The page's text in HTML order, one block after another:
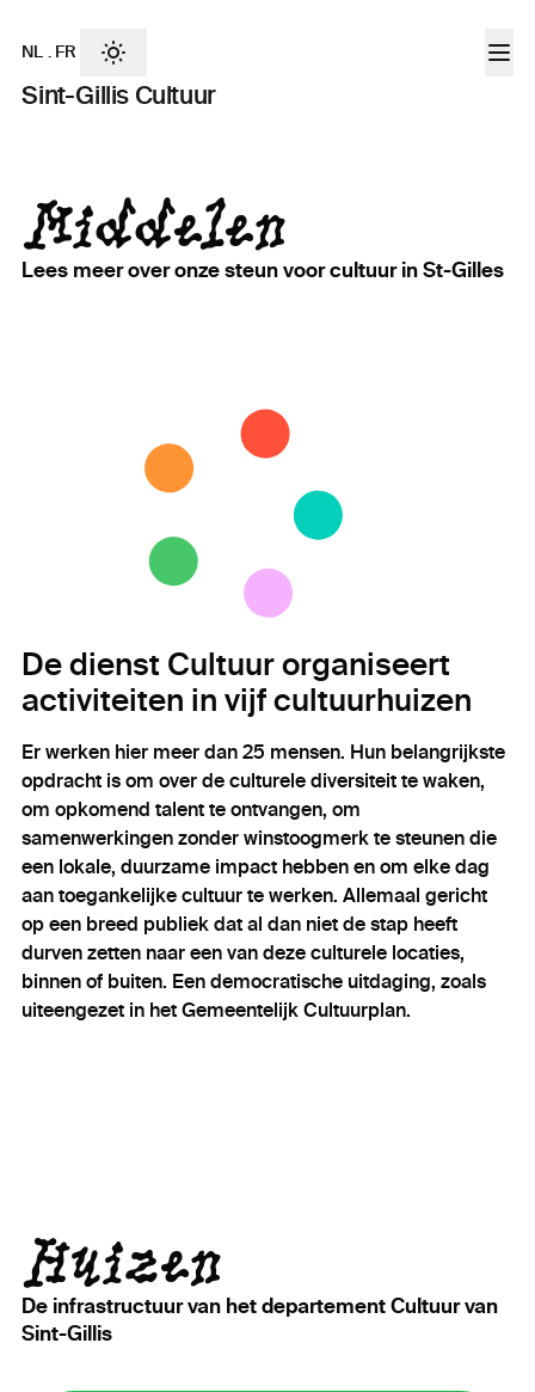
Sint-Gillis Cultuur
NL . FR
Middelen
Lees meer over onze steun voor cultuur in St-Gilles
De dienst Cultuur organiseert
activiteiten in vijf cultuurhuizen
Er werken hier meer dan 25 mensen. Hun belangrijkste
opdracht is om over de culturele diversiteit te waken,
om opkomend talent te ontvangen, om
samenwerkingen zonder winstoogmerk te steunen die
een lokale, duurzame impact hebben en om elke dag
aan toegankelijke cultuur te werken. Allemaal gericht
op een breed publiek dat al dan niet de stap heeft
durven zetten naar een van deze culturele locaties,
binnen of buiten. Een democratische uitdaging, zoals
uiteengezet in het Gemeentelijk Cultuurplan.
Huizen
De infrastructuur van het departement Cultuur van
Sint-Gillis